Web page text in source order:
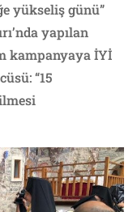
yükseliş günü”
yapılan
kampanyaya İYİ
“15